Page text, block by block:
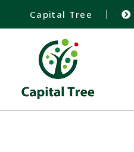
Capital Tree ｜